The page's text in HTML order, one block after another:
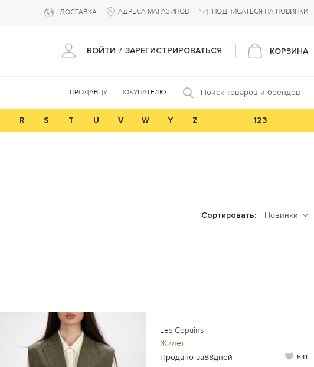
ДОСТАВКА АДРЕСА МАГАЗИНОВ ПОДПИСАТЬСЯ НА НОВИНКИ
ВОЙТИ / ЗАРЕГИСТРИРОВАТЬСЯ КОРЗИНА
ПРОДАВЦУ ПОКУПАТЕЛЮ Поиск товаров и брендов
R S T U V W Y Z 123
Сортировать: Новинки
Les Copains
Жилет
Продано за88дней
541